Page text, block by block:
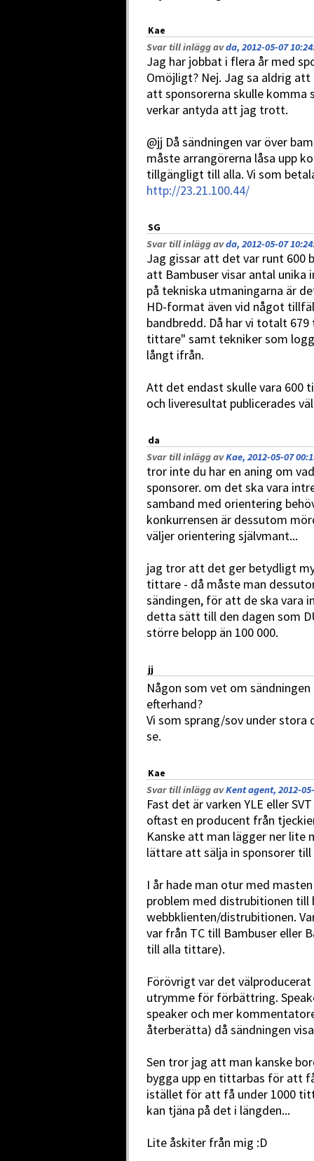
Kae
Svar till inlägg avda, 2012-05-07 10:24
Jag har jobbat i flera år med
Omöjligt? Nej. Jag sa aldrig
att sponsorerna skulle
verkar antyda att jag trott.
@jj Då sändningen var över
måste arrangörerna låsa upp
tillgängligt till alla. Vi som
http://23.21.100.44/
SG
Svar till inlägg avda, 2012-05-07 10:24
Jag gissar att det var runt 600
att Bambuser visar antal unika
på tekniska utmaningarna är
HD-format även vid något
bandbredd. Då har vi totalt
tittare" samt tekniker som
långt ifrån.
Att det endast skulle vara 600
och liveresultat publicerades
da
Svar till inlägg avKae, 2012-05-07
tror inte du har en aning om
sponsorer. om det ska vara
samband med orientering
konkurrensen är dessutom
väljer orientering självmant...
jag tror att det ger betydligt
tittare - då måste man
sändingen, för att de ska vara
detta sätt till den dagen som
större belopp än 100 000.
jj
Någon som vet om
efterhand?
Vi som sprang/sov under
se.
Kae
Svar till inlägg avKent agent, 2012-
Fast det är varken YLE eller
oftast en producent från
Kanske att man lägger ner lite
lättare att sälja in sponsorer till
I år hade man otur med
problem med distrubitionen till
webbklienten/distrubitionen.
var från TC till Bambuser eller
till alla tittare).
Förövrigt var det
utrymme för förbättring.
speaker och mer
återberätta) då sändningen
Sen tror jag att man kanske
bygga upp en tittarbas för att
istället för att få under 1000
kan tjäna på det i längden...
Lite åskiter från mig :D